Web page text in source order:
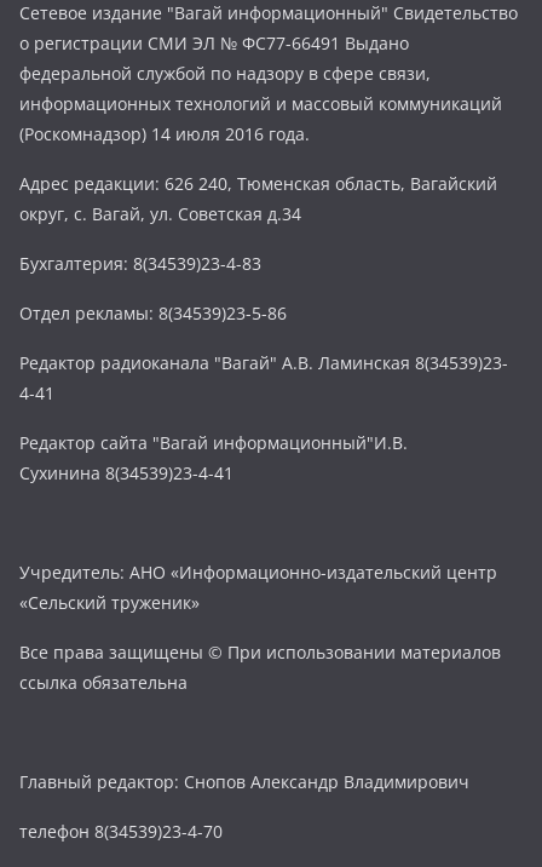
Сетевое издание "Вагай информационный" Свидетельство
о регистрации СМИ ЭЛ № ФС77-66491 Выдано
федеральной службой по надзору в сфере связи,
информационных технологий и массовый коммуникаций
(Роскомнадзор) 14 июля 2016 года.
Адрес редакции: 626 240, Тюменская область, Вагайский
округ, с. Вагай, ул. Советская д.34
Бухгалтерия: 8(34539)23-4-83
Отдел рекламы: 8(34539)23-5-86
Редактор радиоканала "Вагай" А.В. Ламинская 8(34539)23-
4-41
Редактор сайта "Вагай информационный"И.В.
Сухинина 8(34539)23-4-41
Учредитель: АНО «Информационно-издательский центр
«Сельский труженик»
Все права защищены © При использовании материалов
ссылка обязательна
Главный редактор: Снопов Александр Владимирович
телефон 8(34539)23-4-70